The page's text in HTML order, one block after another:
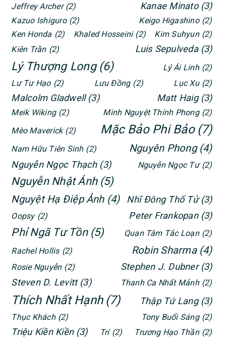
Jeffrey Archer (2) Kanae Minato (3)
Kazuo Ishiguro (2) Keigo Higashino (2)
Ken Honda (2) Khaled Hosseini (2) Kim Suhyun (2)
Kiên Trần (2) Luis Sepulveda (3)
Lý Thượng Long (6) Lý Ái Linh (2)
Lư Tư Hạo (2) Lưu Đồng (2) Lục Xu (2)
Malcolm Gladwell (3) Matt Haig (3)
Meik Wiking (2) Minh Nguyệt Thính Phong (2)
Mèo Maverick (2) Mặc Bảo Phi Bảo (7)
Nam Hữu Tiên Sinh (2) Nguyên Phong (4)
Nguyễn Ngọc Thạch (3) Nguyễn Ngọc Tư (2)
Nguyễn Nhật Ánh (5)
Nguyệt Hạ Điệp Ảnh (4) Nhĩ Đông Thố Tử (3)
Oopsy (2) Peter Frankopan (3)
Phỉ Ngã Tư Tồn (5) Quan Tâm Tắc Loạn (2)
Rachel Hollis (2) Robin Sharma (4)
Rosie Nguyễn (2) Stephen J. Dubner (3)
Steven D. Levitt (3) Thanh Ca Nhất Mảnh (2)
Thích Nhất Hạnh (7) Thập Tứ Lang (3)
Thục Khách (2) Tony Buổi Sáng (2)
Triệu Kiền Kiền (3) Trí (2) Trương Hạo Thần (2)